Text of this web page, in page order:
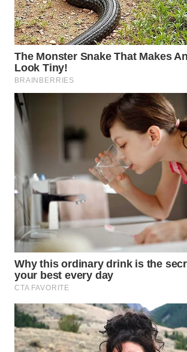
WN
INDRAMAYU
WN
KUNINGAN
MAJALENGKA
SUKABUMI
WN
PURWAKARTA
WN
PRIANGAN
TIMUR
WN
SEMARANG